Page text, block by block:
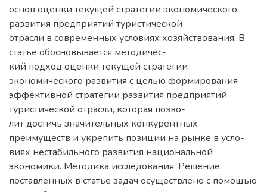
основ оценки текущей стратегии экономического
развития предприятий туристической
отрасли в современных условиях хозяйствования. В
статье обосновывается методичес-
кий подход оценки текущей стратегии
экономического развития с целью формирования
эффективной стратегии развития предприятий
туристической отрасли, которая позво-
лит достичь значительных конкурентных
преимуществ и укрепить позиции на рынке в усло-
виях нестабильного развития национальной
экономики. Методика исследования. Решение
поставленных в статье задач осуществлено с помощью